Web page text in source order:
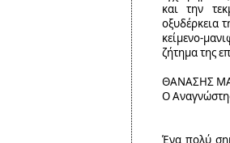
και την
οξυδέρκεια
κείμενο-
ζήτημα της
ΘΑΝΑΣΗΣ
Ο
Ένα πολύ